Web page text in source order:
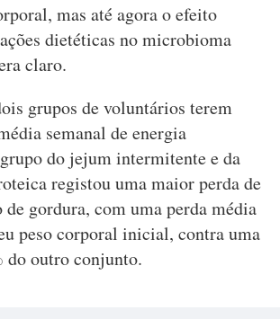
mas até agora o efeito
dietéticas no microbioma
claro.
grupos de voluntários terem
semanal de energia
do jejum intermitente e da
registou uma maior perda de
de gordura, com uma perda média
peso corporal inicial, contra uma
do outro conjunto.